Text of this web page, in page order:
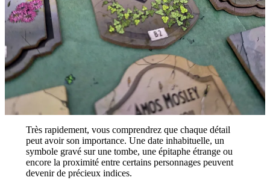
Très rapidement, vous comprendrez que chaque détail
peut avoir son importance. Une date inhabituelle, un
symbole gravé sur une tombe, une épitaphe étrange ou
encore la proximité entre certains personnages peuvent
devenir de précieux indices.